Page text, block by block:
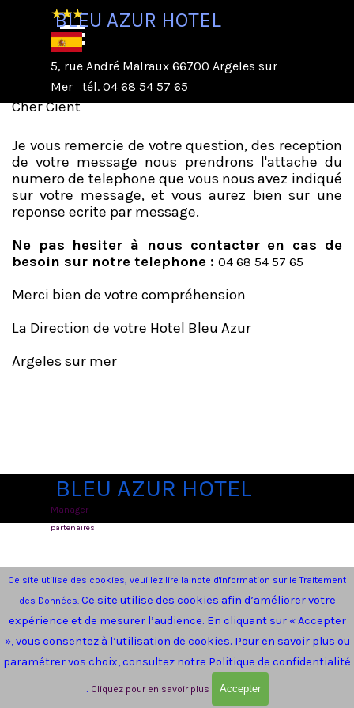
Aller au contenu
Sauter le menu
5, rue André Malraux 66700 Argeles sur
Mer tél. 04 68 54 57 65
BLEU AZUR HOTEL
Cher Cient
Je vous remercie de votre question, des reception
de votre message nous prendrons l'attache du
numero de telephone que vous nous avez indiqué
sur votre message, et vous aurez bien sur une
reponse ecrite par message.
Ne pas hesiter à nous contacter en cas de
besoin sur notre telephone : 04 68 54 57 65
Merci bien de votre compréhension
La Direction de votre Hotel Bleu Azur
Argeles sur mer
BLEU AZUR HOTEL
Manager
partenaires
Retourner au contenu
Ce site utilise des cookies, veuillez lire la note d'information sur le Traitement
des Données. Ce site utilise des cookies afin d’améliorer votre
expérience et de mesurer l’audience. En cliquant sur « Accepter
», vous consentez à l’utilisation de cookies. Pour en savoir plus ou
paramétrer vos choix, consultez notre Politique de confidentialité
. Cliquez pour en savoir plus Accepter